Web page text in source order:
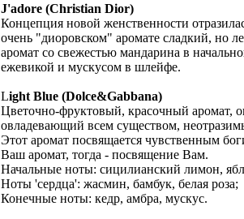
J'adore (Christian Dior)
Концепция новой женственности
очень "диоровском" аромате сладкий, но
аромат со свежестью мандарина в
ежевикой и мускусом в шлейфе.
Light Blue (Dolce&Gabbana)
Цветочно-фруктовый, красочный
овладевающий всем существом,
Этот аромат посвящается чувственным
Ваш аромат, тогда - посвящение Вам.
Начальные ноты: сицилианский лимон,
Ноты 'сердца': жасмин, бамбук, белая роза;
Конечные ноты: кедр, амбра, мускус.